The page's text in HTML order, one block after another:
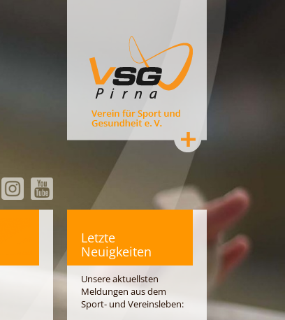
Letzte
Neuigkeiten
Unsere aktuellsten
Meldungen aus dem
Sport- und Vereinsleben: